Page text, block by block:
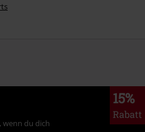
15%
Rabatt
wenn du dich